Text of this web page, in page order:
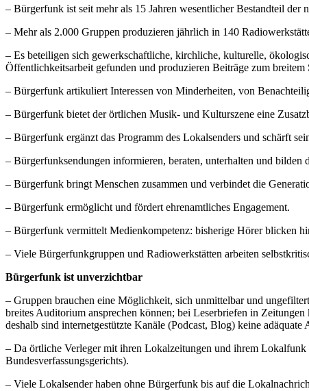
– Bürgerfunk ist seit mehr als 15 Jahren wesentlicher Bestandteil der
– Mehr als 2.000 Gruppen produzieren jährlich in 140
– Es beteiligen sich gewerkschaftliche, kirchliche, kulturelle,
Öffentlichkeitsarbeit gefunden und produzieren Beiträge zum
– Bürgerfunk artikuliert Interessen von Minderheiten, von
– Bürgerfunk bietet der örtlichen Musik- und Kulturszene eine
– Bürgerfunk ergänzt das Programm des Lokalsenders und schärft
– Bürgerfunksendungen informieren, beraten, unterhalten und bilden
– Bürgerfunk bringt Menschen zusammen und verbindet die
– Bürgerfunk ermöglicht und fördert ehrenamtliches Engagement.
– Bürgerfunk vermittelt Medienkompetenz: bisherige Hörer blicken
– Viele Bürgerfunkgruppen und Radiowerkstätten arbeiten
Bürgerfunk ist unverzichtbar
– Gruppen brauchen eine Möglichkeit, sich unmittelbar und
breites Auditorium ansprechen können; bei Leserbriefen in
deshalb sind internetgestützte Kanäle (Podcast, Blog) keine adäquate
– Da örtliche Verleger mit ihren Lokalzeitungen und ihrem
Bundesverfassungsgerichts).
– Viele Lokalsender haben ohne Bürgerfunk bis auf die